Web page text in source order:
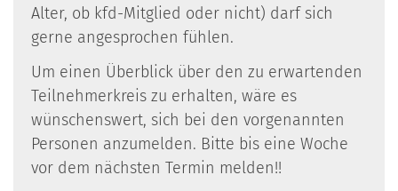
Alter, ob kfd-Mitglied oder nicht) darf sich
gerne angesprochen fühlen.
Um einen Überblick über den zu erwartenden
Teilnehmerkreis zu erhalten, wäre es
wünschenswert, sich bei den vorgenannten
Personen anzumelden. Bitte bis eine Woche
vor dem nächsten Termin melden!!